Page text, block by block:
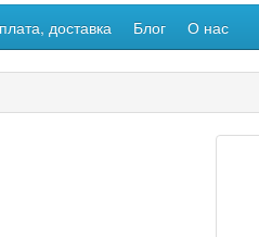
доставка Блог О нас